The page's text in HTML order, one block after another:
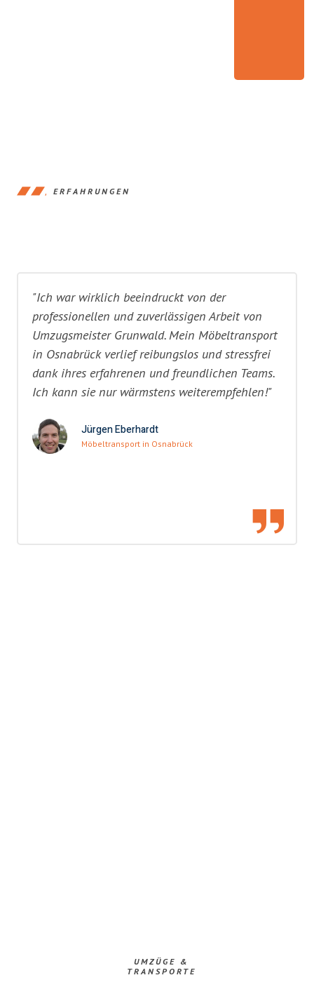
ERFAHRUNGEN
"Ich war wirklich beeindruckt von der
professionellen und zuverlässigen Arbeit von
Umzugsmeister Grunwald. Mein Möbeltransport
in Osnabrück verlief reibungslos und stressfrei
dank ihres erfahrenen und freundlichen Teams.
Ich kann sie nur wärmstens weiterempfehlen!"
Jürgen Eberhardt
Möbeltransport in Osnabrück
UMZÜGE &
TRANSPORTE